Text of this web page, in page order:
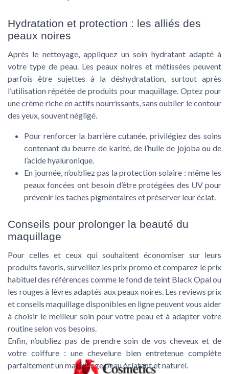
Hydratation et protection : les alliés des
peaux noires
Après le nettoyage, appliquez un soin hydratant adapté à
votre type de peau. Les peaux noires et métissées peuvent
parfois être sujettes à la déshydratation, surtout après
l’utilisation répétée de produits pour maquillage. Optez pour
une crème riche en actifs nourrissants, sans oublier le contour
des yeux, souvent négligé.
Pour renforcer la barrière cutanée, privilégiez des soins
contenant du beurre de karité, de l’huile de jojoba ou de
l’acide hyaluronique.
En journée, n’oubliez pas la protection solaire : même les
peaux foncées ont besoin d’être protégées des UV pour
prévenir les taches pigmentaires et préserver leur éclat.
Conseils pour prolonger la beauté du
maquillage
Pour celles et ceux qui souhaitent économiser sur leurs
produits favoris, surveillez les prix promo et comparez le prix
habituel des références comme le fond de teint Black Opal ou
les rouges à lèvres adaptés aux peaux noires. Les reviews prix
et conseils maquillage disponibles en ligne peuvent vous aider
à choisir le meilleur soin pour votre peau et à adapter votre
routine selon vos besoins.
Enfin, n’oubliez pas de prendre soin de vos cheveux et de
votre coiffure : une chevelure bien entretenue complète
parfaitement un maquillage peau éclatant et naturel.